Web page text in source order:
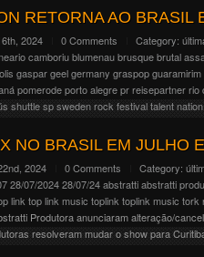
Entertainment confirmou a volta do black
pela banda americana de thrash
Chile 05/12, Bogotá/Colômbia 07/12,
RETORNA AO BRASIL
2024 0 Comments Category:
camboriublumenaubrusquebrutal
gaspargeelgermany graspopguaramirim
pomerodeporto alegreprreisepartnerrio
shuttlespsweden rock festivaltalent nation
(2022). A banda fará 7 shows,
NO BRASIL EM JULHO
2024 0 Comments Category:
28/07/202428/07/24abstrattiabstratti
link top link music toplink toplink music tork
Produtora anunciaram alteração/
resolveram mudar o show para